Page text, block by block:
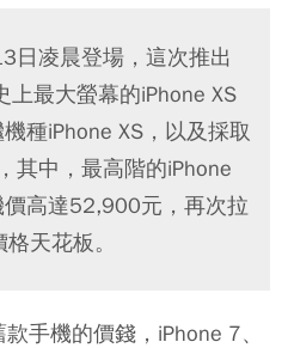
日凌晨登場，這次推出
最大螢幕的iPhone XS
種iPhone XS，以及採取
其中，最高階的iPhone
高達52,900元，再次拉
天花板。
手機的價錢，iPhone 7、